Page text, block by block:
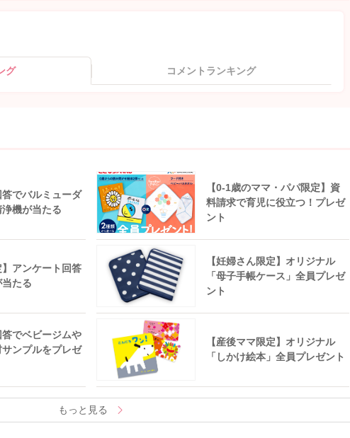
グ コメントランキング
でバルミューダ
機が当たる
【0-1歳のママ・パパ限定】資
料請求で育児に役立つ！プレゼ
ント
】アンケート回答
たる
【妊婦さん限定】オリジナル
「母子手帳ケース」全員プレゼ
ント
でベビージムや
ンプルをプレゼ
【産後ママ限定】オリジナル
「しかけ絵本」全員プレゼント
もっと見る